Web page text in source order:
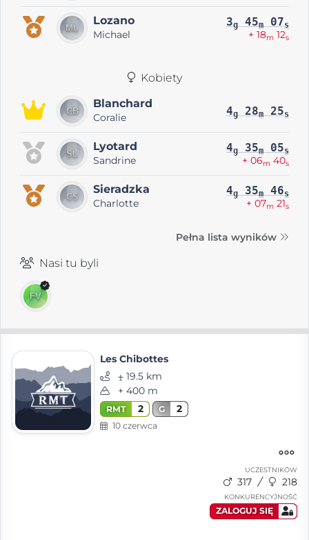
Lozano
Michael
3g 45m 07s
+ 18m 12s
Kobiety
Blanchard
Coralie 4g 28m 25s
Lyotard
Sandrine
4g 35m 05s
+ 06m 40s
Sieradzka
Charlotte
4g 35m 46s
+ 07m 21s
Pełna lista wyników
Nasi tu byli
Les Chibottes
⨦ 19.5 km
+ 400 m
RMT 2 G 2
10 czerwca
UCZESTNIKÓW
317 218
KONKURENCYJNOŚĆ
ZALOGUJ SIĘ